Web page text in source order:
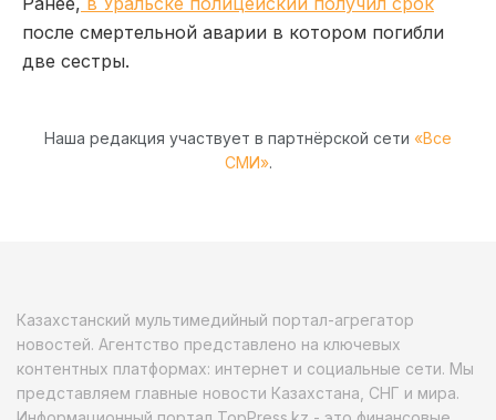
после смертельной аварии в котором погибли
две сестры.
Наша редакция участвует в партнёрской сети «Все
СМИ».
Казахстанский мультимедийный портал-агрегатор
новостей. Агентство представлено на ключевых
контентных платформах: интернет и социальные сети. Мы
представляем главные новости Казахстана, СНГ и мира.